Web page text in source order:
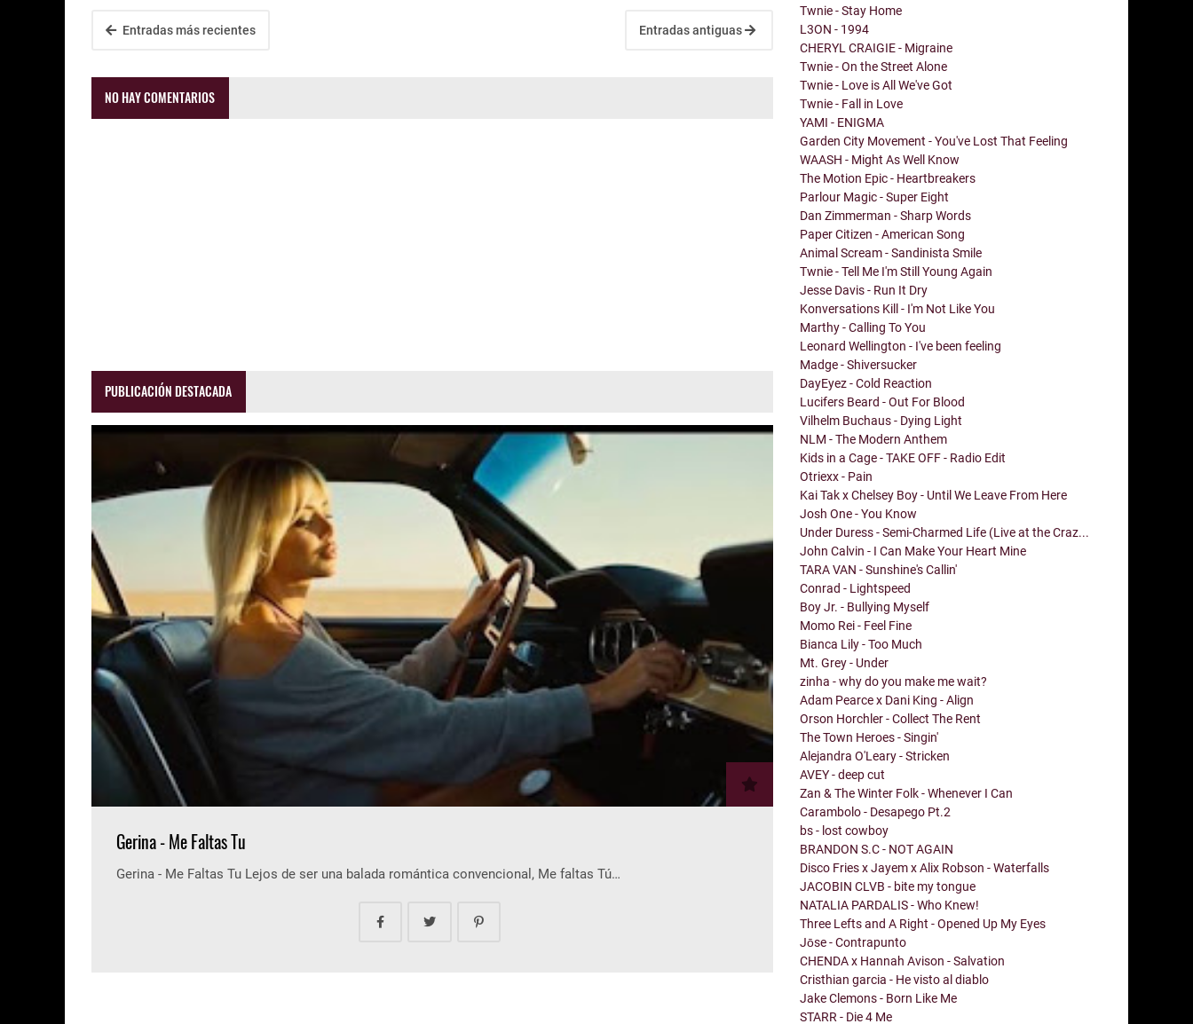
Entradas más recientes Entradas antiguas
NO HAY COMENTARIOS
PUBLICACIÓN DESTACADA
Gerina - Me Faltas Tu
Gerina - Me Faltas Tu Lejos de ser una balada romántica convencional, Me faltas Tú…
Twnie - Stay Home
L3ON - 1994
CHERYL CRAIGIE - Migraine
Twnie - On the Street Alone
Twnie - Love is All We've Got
Twnie - Fall in Love
YAMI - ENIGMA
Garden City Movement - You've Lost That Feeling
WAASH - Might As Well Know
The Motion Epic - Heartbreakers
Parlour Magic - Super Eight
Dan Zimmerman - Sharp Words
Paper Citizen - American Song
Animal Scream - Sandinista Smile
Twnie - Tell Me I'm Still Young Again
Jesse Davis - Run It Dry
Konversations Kill - I'm Not Like You
Marthy - Calling To You
Leonard Wellington - I've been feeling
Madge - Shiversucker
DayEyez - Cold Reaction
Lucifers Beard - Out For Blood
Vilhelm Buchaus - Dying Light
NLM - The Modern Anthem
Kids in a Cage - TAKE OFF - Radio Edit
Otriexx - Pain
Kai Tak x Chelsey Boy - Until We Leave From Here
Josh One - You Know
Under Duress - Semi-Charmed Life (Live at the Craz...
John Calvin - I Can Make Your Heart Mine
TARA VAN - Sunshine's Callin'
Conrad - Lightspeed
Boy Jr. - Bullying Myself
Momo Rei - Feel Fine
Bianca Lily - Too Much
Mt. Grey - Under
zinha - why do you make me wait?
Adam Pearce x Dani King - Align
Orson Horchler - Collect The Rent
The Town Heroes - Singin'
Alejandra O'Leary - Stricken
AVEY - deep cut
Zan & The Winter Folk - Whenever I Can
Carambolo - Desapego Pt.2
bs - lost cowboy
BRANDON S.C - NOT AGAIN
Disco Fries x Jayem x Alix Robson - Waterfalls
JACOBIN CLVB - bite my tongue
NATALIA PARDALIS - Who Knew!
Three Lefts and A Right - Opened Up My Eyes
Jōse - Contrapunto
CHENDA x Hannah Avison - Salvation
Cristhian garcia - He visto al diablo
Jake Clemons - Born Like Me
STARR - Die 4 Me